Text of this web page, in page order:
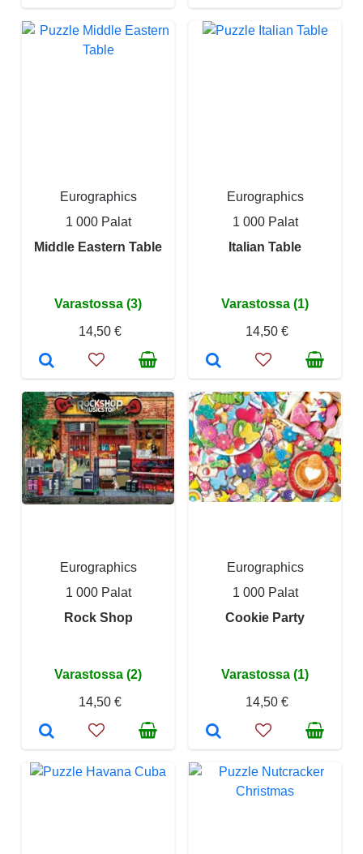
Eurographics
1 000 Palat
Middle Eastern Table
Varastossa (3)
14,50 €
Eurographics
1 000 Palat
Italian Table
Varastossa (1)
14,50 €
Eurographics
1 000 Palat
Rock Shop
Varastossa (2)
14,50 €
Eurographics
1 000 Palat
Cookie Party
Varastossa (1)
14,50 €